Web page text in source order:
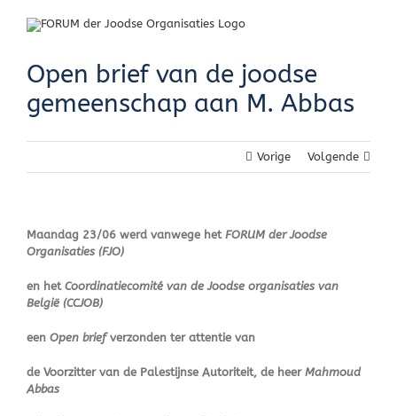
Open brief van de joodse
gemeenschap aan M. Abbas
Vorige Volgende
Maandag 23/06 werd vanwege hetFORUM der Joodse
Organisaties (FJO)
en het Coordinatiecomité van de Joodse organisaties van
België (CCJOB)
een Open briefverzonden ter attentie van
de Voorzitter van de Palestijnse Autoriteit, de heer Mahmoud
Abbas